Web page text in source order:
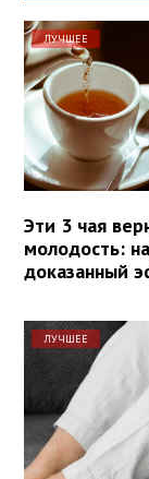
ЛУЧШЕЕ
Эти 3 чая
молодость:
доказанный
ЛУЧШЕЕ